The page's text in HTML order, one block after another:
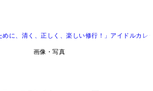
めに、清く、正しく、楽しい修行！」アイドルカ
画像・写真